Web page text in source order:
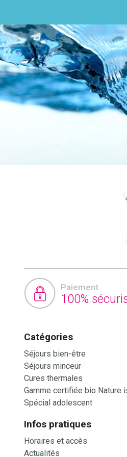
Paiement
100%
Catégories
Séjours bien-être
Séjours minceur
Cures thermales
Gamme certifiée bio Nature
Spécial adolescent
Infos pratiques
Horaires et accès
Actualités